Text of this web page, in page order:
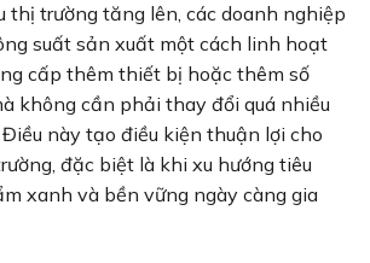
thị trường tăng lên, các doanh nghiệp
suất sản xuất một cách linh hoạt
cấp thêm thiết bị hoặc thêm số
không cần phải thay đổi quá nhiều
này tạo điều kiện thuận lợi cho
đặc biệt là khi xu hướng tiêu
xanh và bền vững ngày càng gia